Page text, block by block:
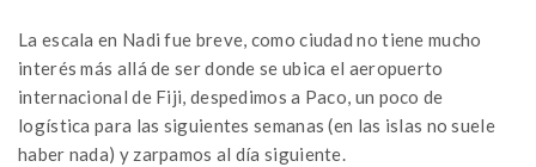
La escala en Nadi fue breve, como ciudad no tiene mucho
interés más allá de ser donde se ubica el aeropuerto
internacional de Fiji, despedimos a Paco, un poco de
logística para las siguientes semanas (en las islas no suele
haber nada) y zarpamos al día siguiente.